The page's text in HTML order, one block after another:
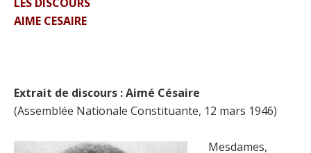
AIME CESAIRE
Extrait de discours : Aimé Césaire
(Assemblée Nationale Constituante, 12 mars 1946)
Mesdames,